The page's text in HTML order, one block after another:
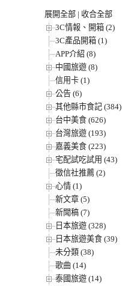
展開全部 | 收合全部
3C情報、開箱 (2)
3C產品開箱 (1)
APP介紹 (8)
中國旅遊 (8)
信用卡 (1)
公告 (6)
其他縣市食記 (384)
台中美食 (626)
台灣旅遊 (193)
嘉義美食 (223)
宅配試吃試用 (43)
徵信社推薦 (2)
心情 (1)
新文章 (5)
新聞稿 (7)
日本旅遊 (328)
日本旅遊美食 (39)
未分類 (38)
歌曲 (14)
泰國旅遊 (14)